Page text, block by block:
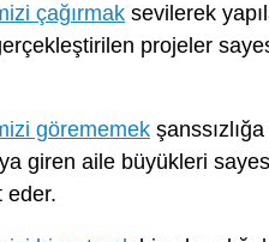
çağırmak sevilerek
projeler
görememek
giren aile büyükleri
eder.